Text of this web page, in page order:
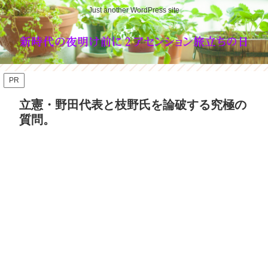
Just another WordPress site
PR
立憲・野田代表と枝野氏を論破する究極の
質問。